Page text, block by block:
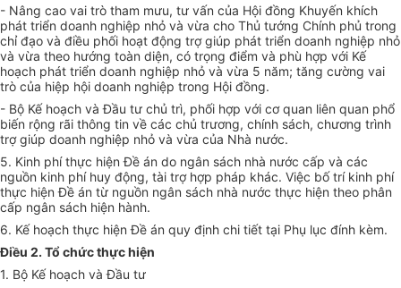
- Nâng cao vai trò tham mưu, tư vấn của Hội đồng Khuyến khích
phát triển doanh nghiệp nhỏ và vừa cho Thủ tướng Chính phủ trong
chỉ đạo và điều phối hoạt động trợ giúp phát triển doanh nghiệp nhỏ
và vừa theo hướng toàn diện, có trọng điểm và phù hợp với Kế
hoạch phát triển doanh nghiệp nhỏ và vừa 5 năm; tăng cường vai
trò của hiệp hội doanh nghiệp trong Hội đồng.
- Bộ Kế hoạch và Đầu tư chủ trì, phối hợp với cơ quan liên quan phổ
biến rộng rãi thông tin về các chủ trương, chính sách, chương trình
trợ giúp doanh nghiệp nhỏ và vừa của Nhà nước.
5. Kinh phí thực hiện Đề án do ngân sách nhà nước cấp và các
nguồn kinh phí huy động, tài trợ hợp pháp khác. Việc bố trí kinh phí
thực hiện Đề án từ nguồn ngân sách nhà nước thực hiện theo phân
cấp ngân sách hiện hành.
6. Kế hoạch thực hiện Đề án quy định chi tiết tại Phụ lục đính kèm.
Điều 2. Tổ chức thực hiện
1. Bộ Kế hoạch và Đầu tư